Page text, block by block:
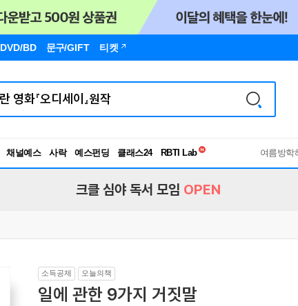
DVD/BD 문구/GIFT 티켓
채널예스 사락 예스펀딩 클래스24
RBTI Lab
독서유형검사
여름방학
크클 심야 독서 모임 OPEN
소득공제 오늘의책
일에 관한 9가지 거짓말